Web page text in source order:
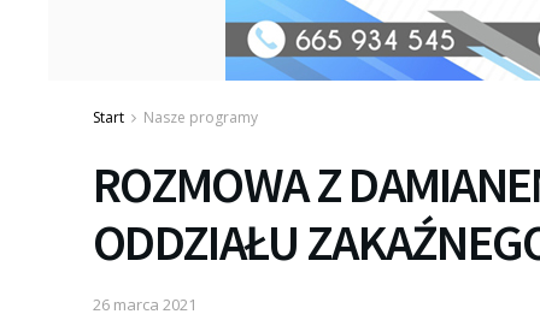
Start Nasze programy
ROZMOWA Z
ODDZIAŁU
26 marca 2021